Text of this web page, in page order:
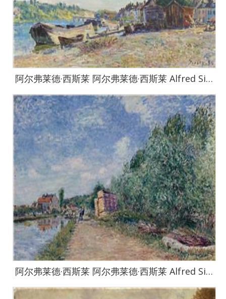
阿尔弗莱德·西斯莱 阿尔弗莱德·西斯莱 Alfred Sisley作品集-115
阿尔弗莱德·西斯莱 阿尔弗莱德·西斯莱 Alfred Sisley作品集-118